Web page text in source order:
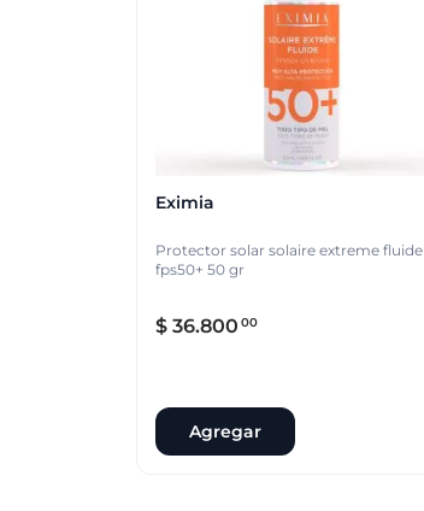
Eximia
Protector solar solaire extreme fluide
fps50+ 50 gr
$ 36.800 00
Agregar